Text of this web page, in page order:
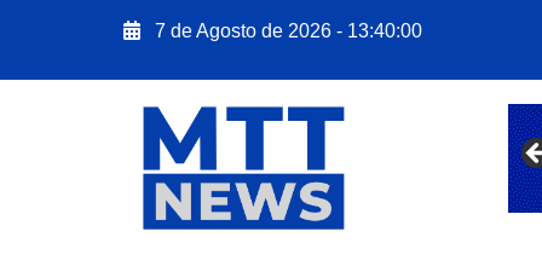
7 de Agosto de 2026 - 13:40:01